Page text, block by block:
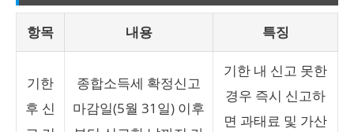
항목 내용 특징
기한
후 신
종합소득세 확정신고
마감일(5월 31일) 이후
기한 내 신고 못한
경우 즉시 신고하
면 과태료 및 가산